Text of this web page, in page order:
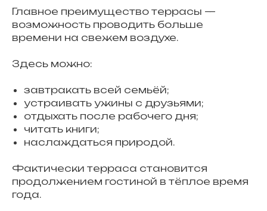
Главное преимущество террасы —
возможность проводить больше
времени на свежем воздухе.
Здесь можно:
завтракать всей семьёй;
устраивать ужины с друзьями;
отдыхать после рабочего дня;
читать книги;
наслаждаться природой.
Фактически терраса становится
продолжением гостиной в тёплое время
года.